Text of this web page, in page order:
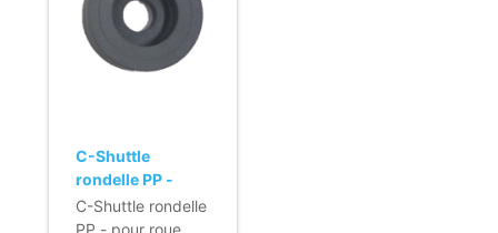
C-Shuttle
rondelle PP -
pour roue 100
mm en métal
C-Shuttle rondelle
PP - pour roue